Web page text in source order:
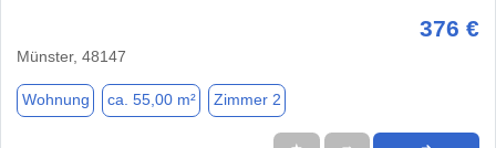
376 €
Münster, 48147
Wohnung ca. 55,00 m² Zimmer 2